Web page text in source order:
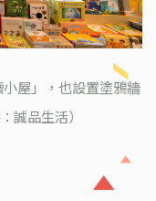
屋」，也設置塗鴉牆
誠品生活）